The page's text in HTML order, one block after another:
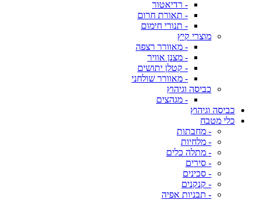
- רדיאטור
- תאורת חרום
- תנורי חימום
מוצרי קיץ
- מאוורר רצפה
- מצנן אוויר
- קטלן יתושים
- מאוורר שולחני
כביסה וגיהוץ
- מגהצים
כביסה וגיהוץ
כלי מטבח
- מחבתות
- מלחיות
- מתלה כלים
- סירים
- סכינים
- קנקנים
- תבניות אפיה